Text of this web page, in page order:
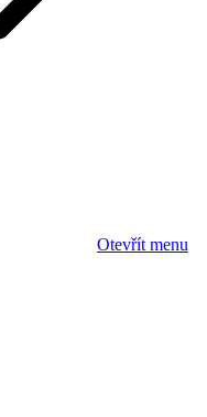
Otevřít menu